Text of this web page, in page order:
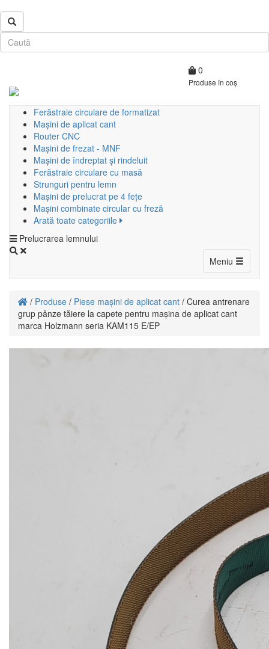
0
Produse în coș
Ferăstraie circulare de formatizat
Mașini de aplicat cant
Router CNC
Mașini de frezat - MNF
Mașini de îndreptat și rindeluit
Ferăstraie circulare cu masă
Strunguri pentru lemn
Mașini de prelucrat pe 4 fețe
Mașini combinate circular cu freză
Arată toate categoriile
Prelucrarea lemnului
Meniu Toggle
/ Produse / Piese mașini de aplicat cant / Curea antrenare
grup pânze tăiere la capete pentru mașina de aplicat cant
marca Holzmann seria KAM115 E/EP